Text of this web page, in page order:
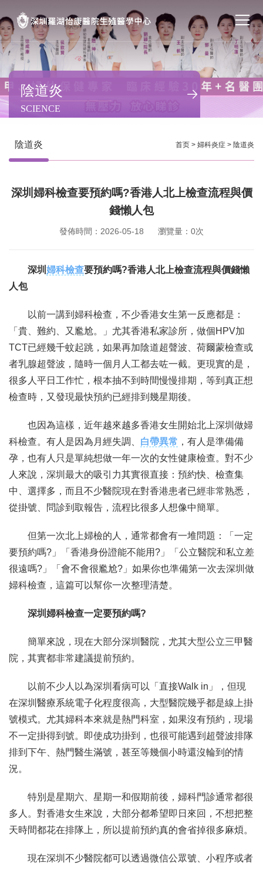
首页
私密處整形
不孕不育
特色门诊
聯繫我們
陰道炎
SCIENCE
陰道炎 首页 > 婦科炎症 > 陰道炎
深圳婦科檢查要預約嗎?香港人北上檢查流程與價
錢懶人包
發佈時間：2026-05-18 瀏覽量：0次
深圳 婦科檢查要預約嗎?香港人北上檢查流程與價錢懶
人包
以前一講到婦科檢查，不少香港女生第一反應都是：
「貴、難約、又尷尬。」尤其香港私家診所，做個HPV加
TCT已經幾千蚊起跳，如果再加陰道超聲波、荷爾蒙檢查或
者乳腺超聲波，隨時一個月人工都去咗一截。更現實的是，
很多人平日工作忙，根本抽不到時間慢慢排期，等到真正想
檢查時，又發現最快預約已經排到幾星期後。
也因為這樣，近年越來越多香港女生開始北上深圳做婦
科檢查。有人是因為月經失調、 白帶異常 ，有人是準備備
孕，也有人只是單純想做一年一次的女性健康檢查。對不少
人來說，深圳最大的吸引力其實很直接：預約快、檢查集
中、選擇多，而且不少醫院現在對香港患者已經非常熟悉，
從掛號、問診到取報告，流程比很多人想像中簡單。
但第一次北上婦檢的人，通常都會有一堆問題：「一定
要預約嗎?」「香港身份證能不能用?」「公立醫院和私立差
很遠嗎?」「會不會很尷尬?」如果你也準備第一次去深圳做
婦科檢查，這篇可以幫你一次整理清楚。
深圳婦科檢查一定要預約嗎?
簡單來說，現在大部分深圳醫院，尤其大型公立三甲醫
院，其實都非常建議提前預約。
以前不少人以為深圳看病可以「直接Walk in」，但現
在深圳醫療系統電子化程度很高，大型醫院幾乎都是線上掛
號模式。尤其婦科本來就是熱門科室，如果沒有預約，現場
不一定掛得到號。即使成功掛到，也很可能遇到超聲波排隊
排到下午、熱門醫生滿號，甚至等幾個小時還沒輪到的情
況。
特別是星期六、星期一和假期前後，婦科門診通常都很
多人。對香港女生來說，大部分都希望即日來回，不想把整
天時間都花在排隊上，所以提前預約真的會省掉很多麻煩。
現在深圳不少醫院都可以透過微信公眾號、小程序或者